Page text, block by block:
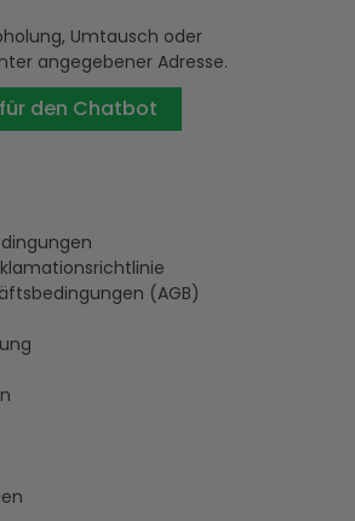
Umtausch oder
angegebener Adresse.
den Chatbot
(AGB)